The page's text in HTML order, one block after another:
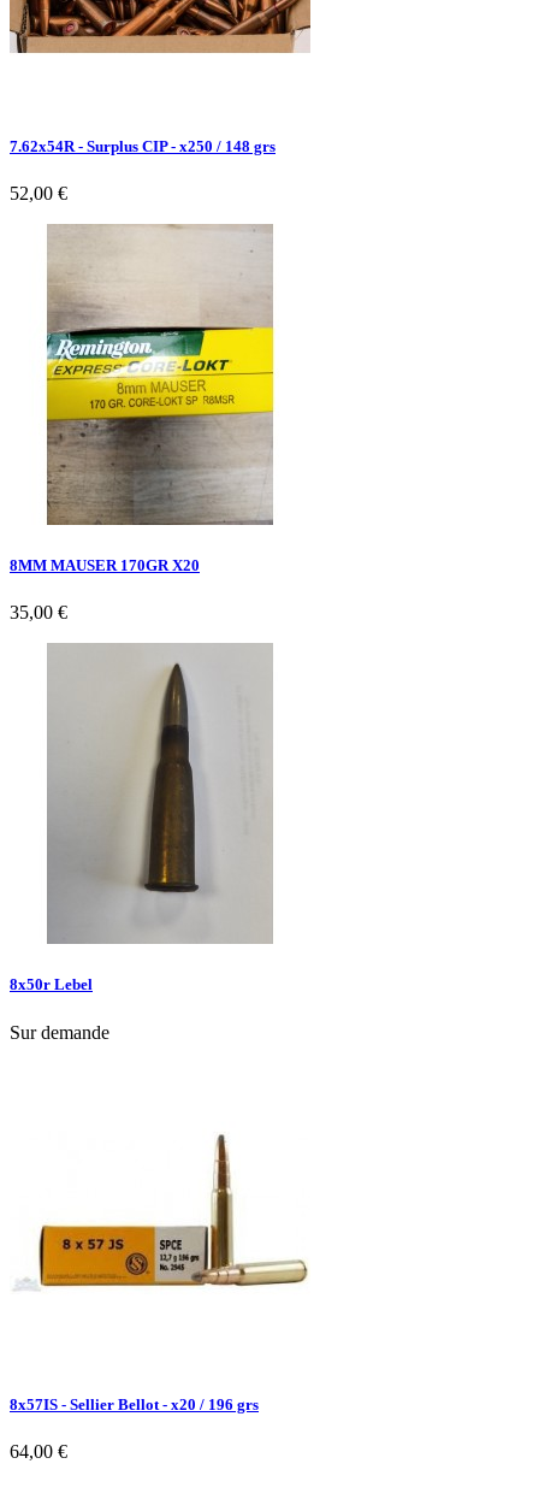
7.62x54R - Surplus CIP - x250 / 148 grs
52,00 €
8MM MAUSER 170GR X20
35,00 €
8x50r Lebel
Sur demande
8x57IS - Sellier Bellot - x20 / 196 grs
64,00 €